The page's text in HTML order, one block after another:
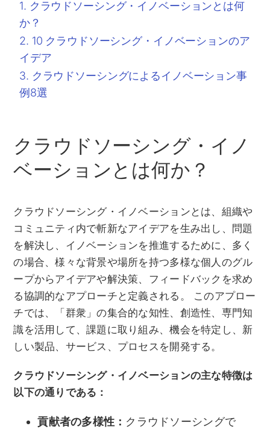
クラウドソーシング・イノベーションとは何
か？
10 クラウドソーシング・イノベーションのア
イデア
クラウドソーシングによるイノベーション事
例8選
クラウドソーシング・イノ
ベーションとは何か？
クラウドソーシング・イノベーションとは、組織や
コミュニティ内で斬新なアイデアを生み出し、問題
を解決し、イノベーションを推進するために、多く
の場合、様々な背景や場所を持つ多様な個人のグル
ープからアイデアや解決策、フィードバックを求め
る協調的なアプローチと定義される。 このアプロー
チでは、「群衆」の集合的な知性、創造性、専門知
識を活用して、課題に取り組み、機会を特定し、新
しい製品、サービス、プロセスを開発する。
クラウドソーシング・イノベーションの主な特徴は
以下の通りである：
貢献者の多様性： クラウドソーシングで